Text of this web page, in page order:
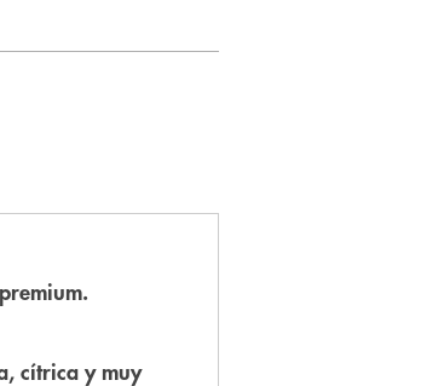
cítrica y muy